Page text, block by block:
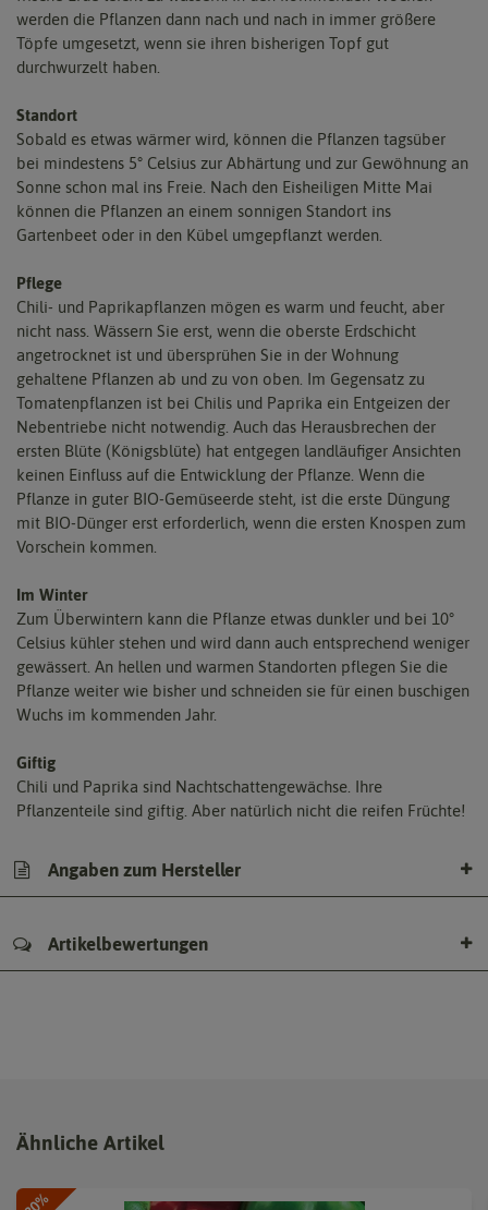
werden die Pflanzen dann nach und nach in immer größere
Töpfe umgesetzt, wenn sie ihren bisherigen Topf gut
durchwurzelt haben.
Standort
Sobald es etwas wärmer wird, können die Pflanzen tagsüber
bei mindestens 5° Celsius zur Abhärtung und zur Gewöhnung an
Sonne schon mal ins Freie. Nach den Eisheiligen Mitte Mai
können die Pflanzen an einem sonnigen Standort ins
Gartenbeet oder in den Kübel umgepflanzt werden.
Pflege
Chili- und Paprikapflanzen mögen es warm und feucht, aber
nicht nass. Wässern Sie erst, wenn die oberste Erdschicht
angetrocknet ist und übersprühen Sie in der Wohnung
gehaltene Pflanzen ab und zu von oben. Im Gegensatz zu
Tomatenpflanzen ist bei Chilis und Paprika ein Entgeizen der
Nebentriebe nicht notwendig. Auch das Herausbrechen der
ersten Blüte (Königsblüte) hat entgegen landläufiger Ansichten
keinen Einfluss auf die Entwicklung der Pflanze. Wenn die
Pflanze in guter BIO-Gemüseerde steht, ist die erste Düngung
mit BIO-Dünger erst erforderlich, wenn die ersten Knospen zum
Vorschein kommen.
Im Winter
Zum Überwintern kann die Pflanze etwas dunkler und bei 10°
Celsius kühler stehen und wird dann auch entsprechend weniger
gewässert. An hellen und warmen Standorten pflegen Sie die
Pflanze weiter wie bisher und schneiden sie für einen buschigen
Wuchs im kommenden Jahr.
Giftig
Chili und Paprika sind Nachtschattengewächse. Ihre
Pflanzenteile sind giftig. Aber natürlich nicht die reifen Früchte!
Angaben zum Hersteller
Artikelbewertungen
Ähnliche Artikel